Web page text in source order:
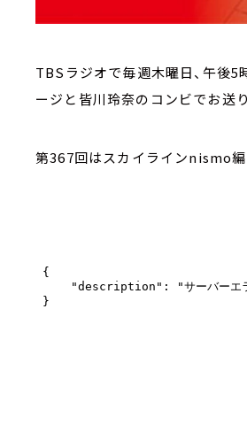
TBSラジオで毎週木曜日、午後5
ージと皆川玲奈のコンビでお送
第367回はスカイラインnismo